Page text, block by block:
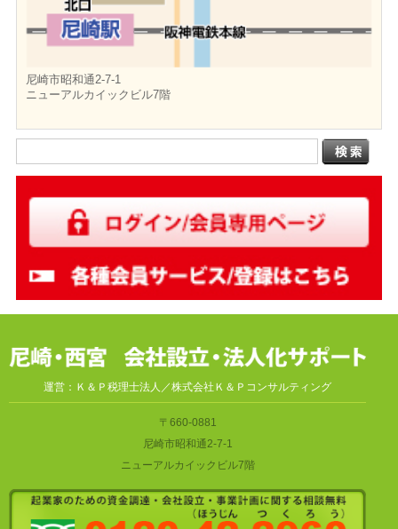
尼崎市昭和通2-7-1
ニューアルカイックビル7階
運営：Ｋ＆Ｐ税理士法人／株式会社Ｋ＆Ｐコンサルティング
〒660-0881
尼崎市昭和通2-7-1
ニューアルカイックビル7階